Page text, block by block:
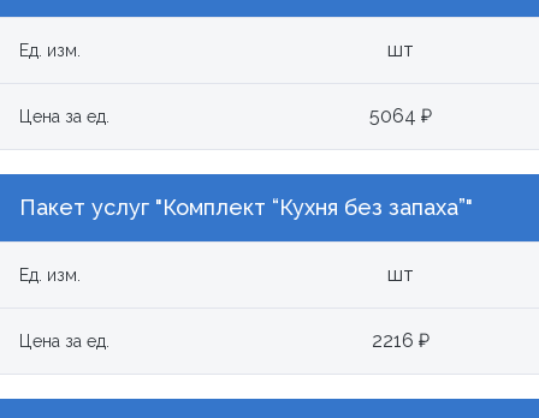
Ед. изм. шт
Цена за ед. 5064 ₽
Пакет услуг "Комплект “Кухня без запаха”"
Ед. изм. шт
Цена за ед. 2216 ₽